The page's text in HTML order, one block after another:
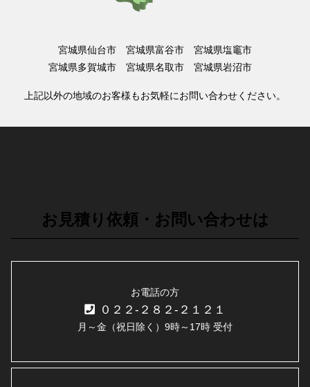
宮城県仙台市 宮城県富谷市 宮城県塩竈市
宮城県多賀城市 宮城県名取市 宮城県岩沼市
上記以外の地域のお客様もお気軽にお問い合わせください。
お見積り依頼・お問い合わせは
お電話の方
０２２-２８２-２１２１
月～金（祝日除く）9時～17時 受付